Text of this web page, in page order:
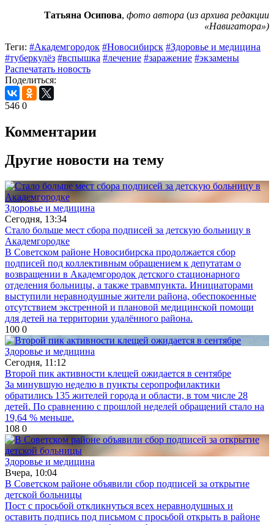
Татьяна Осипова, фото автора (из архива редакции
«Навигатора»)
Теги: #Академгородок #Новосибирск #Здоровье и медицина
#туберкулёз #вспышка #лечение #заражение #экзамены
Распечатать новость
Поделиться:
546 0
Комментарии
Другие новости на тему
Здоровье и медицина
Сегодня, 13:34
Стало больше мест сбора подписей за детскую больницу в
Академгородке
В Советском районе Новосибирска продолжается сбор
подписей под коллективным обращением к депутатам о
возвращении в Академгородок детского стационарного
отделения больницы, а также травмпункта. Инициаторами
выступили неравнодушные жители района, обеспокоенные
отсутствием экстренной и плановой медицинской помощи
для детей на территории удалённого района.
100 0
Здоровье и медицина
Сегодня, 11:12
Второй пик активности клещей ожидается в сентябре
За минувшую неделю в пункты серопрофилактики
обратились 135 жителей города и области, в том числе 28
детей. По сравнению с прошлой неделей обращений стало на
19,64 % меньше.
108 0
Здоровье и медицина
Вчера, 10:04
В Советском районе объявили сбор подписей за открытие
детской больницы
Пост с просьбой откликнуться всех неравнодушных и
оставить подпись под письмом с просьбой открыть в районе